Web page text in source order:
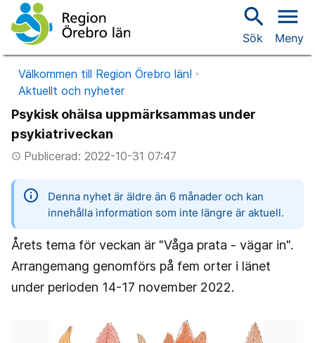
search
Sök
menu
Meny
Välkommen till Region Örebro län!
Aktuellt och nyheter
Psykisk ohälsa uppmärksammas under
psykiatriveckan
access_timePublicerad: 2022-10-31 07:47
information
Denna nyhet är äldre än 6 månader och kan
innehålla information som inte längre är aktuell.
Årets tema för veckan är "Våga prata - vägar in".
Arrangemang genomförs på fem orter i länet
under perioden 14-17 november 2022.